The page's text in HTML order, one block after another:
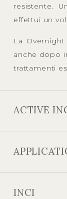
resistente.
effettui un
La
anche dopo
trattamenti
ACTIVE
INCI